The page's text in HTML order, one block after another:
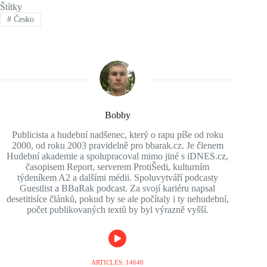
Štítky
#Česko
Bobby
Publicista a hudební nadšenec, který o rapu píše od roku
2000, od roku 2003 pravidelně pro bbarak.cz. Je členem
Hudební akademie a spolupracoval mimo jiné s iDNES.cz,
časopisem Report, serverem ProtiŠedi, kulturním
týdeníkem A2 a dalšími médii. Spoluvytváří podcasty
Guestlist a BBaRak podcast. Za svojí kariéru napsal
desetitisíce článků, pokud by se ale počítaly i ty nehudební,
počet publikovaných textů by byl výrazně vyšší.
ARTICLES: 14640